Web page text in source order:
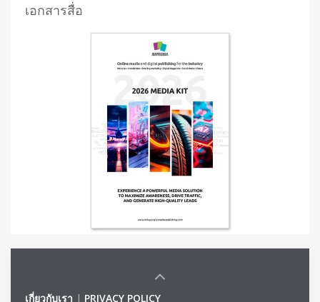
เอกสารสื่อ
เกี่ยวกับเรา | PRIVACY POLICY